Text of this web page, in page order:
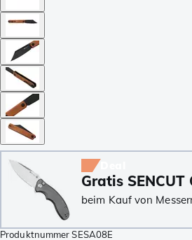
Gratis
beim Kauf von
Produktnummer SESA08E